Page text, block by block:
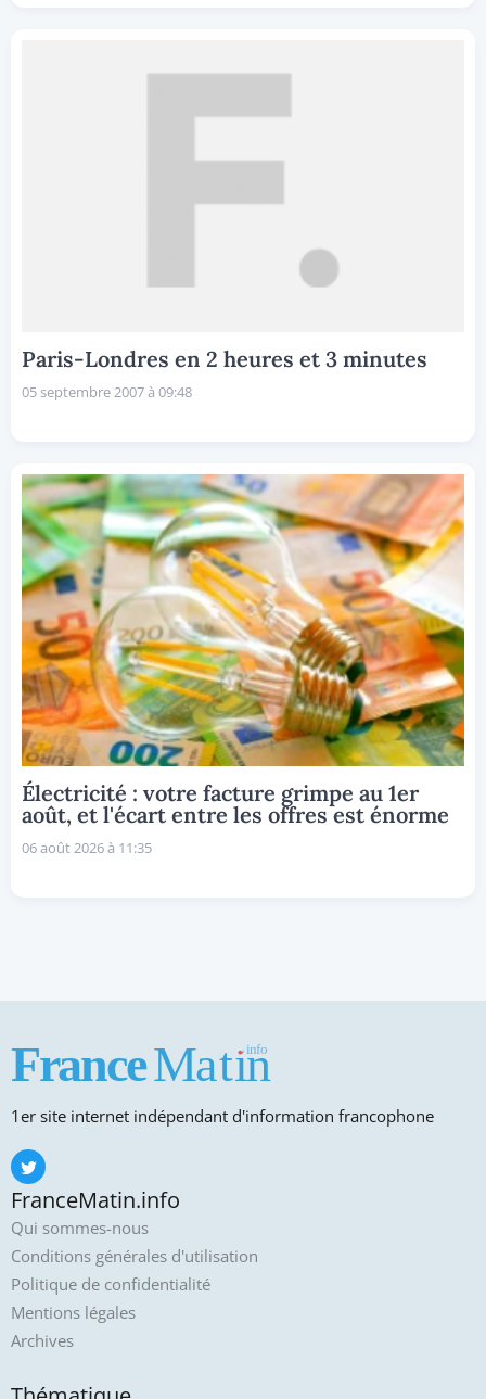
Paris-Londres en 2 heures et 3 minutes
05 septembre 2007 à 09:48
Électricité : votre facture grimpe au 1er
août, et l'écart entre les offres est énorme
06 août 2026 à 11:35
1er site internet indépendant d'information francophone
FranceMatin.info
Qui sommes-nous
Conditions générales d'utilisation
Politique de confidentialité
Mentions légales
Archives